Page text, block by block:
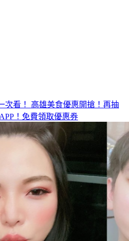
次看！ 高雄美食優惠開搶！再抽
！免費領取優惠券